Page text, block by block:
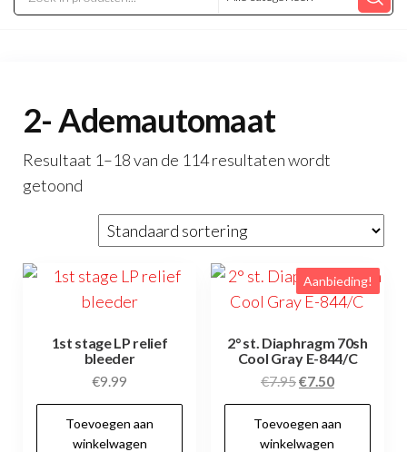
2- Ademautomaat
Resultaat 1–18 van de 114 resultaten wordt
getoond
1st stage LP relief
bleeder
€9.99
Toevoegen aan
winkelwagen
Aanbieding!
2° st. Diaphragm 70sh
Cool Gray E-844/C
€7.95Oorspronkelijke
prijs
was:
€7.95.
€7.50Huidige
prijs
is:
€7.50.
Toevoegen aan
winkelwagen